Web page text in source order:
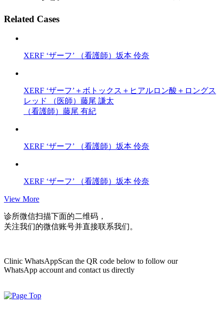
Related Cases
XERF ‘ザーフ’ （看護師）坂本 伶奈
XERF ‘ザーフ’＋ボトックス＋ヒアルロン酸＋ロングス
レッド
（医師）藤尾 謙太
（看護師）藤尾 有紀
XERF ‘ザーフ’ （看護師）坂本 伶奈
XERF ‘ザーフ’ （看護師）坂本 伶奈
View More
诊所微信扫描下面的二维码，
关注我们的微信账号并直接联系我们。
Clinic WhatsAppScan the QR code below to follow our
WhatsApp account and contact us directly